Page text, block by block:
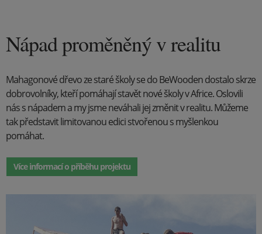
Nápad proměněný v realitu
Mahagonové dřevo ze staré školy se do BeWooden dostalo skrze
dobrovolníky, kteří pomáhají stavět nové školy v Africe. Oslovili
nás s nápadem a my jsme neváhali jej změnit v realitu. Můžeme
tak představit limitovanou edici stvořenou s myšlenkou
pomáhat.
Více informací o příběhu projektu